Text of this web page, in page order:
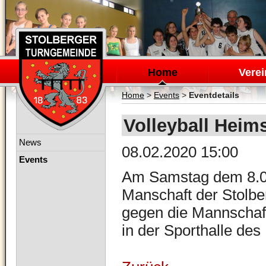
Navigation
überspringen
Home
Home> Events> Eventdetails
Volleyball
08.02.2020 15:00
Am Samstag dem
Manschaft der
gegen die
in der Sporthalle
Navigation
News
Events